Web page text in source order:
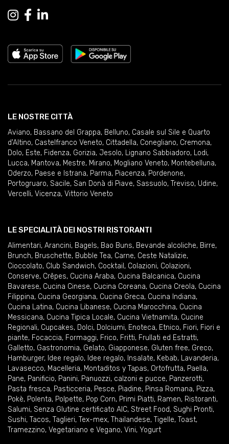
LE NOSTRE CITTÀ
Aviano, Bassano del Grappa, Belluno, Casale sul Sile e Quarto
d'Altino, Castelfranco Veneto, Cittadella, Conegliano, Cremona,
Dolo, Este, Fidenza, Gorizia, Jesolo, Lignano Sabbiadoro, Lodi,
Lucca, Mantova, Mestre, Mirano, Mogliano Veneto, Montebelluna,
Oderzo, Paese e Istrana, Parma, Piacenza, Pordenone,
Portogruaro, Sacile, San Donà di Piave, Sassuolo, Treviso, Udine,
Vercelli, Vicenza, Vittorio Veneto
LE SPECIALITÀ DEI NOSTRI RISTORANTI
Alimentari, Arancini, Bagels, Bao Buns, Bevande alcoliche, Birre,
Brunch, Bruschette, Bubble Tea, Carne, Ceste Natalizie,
Cioccolato, Club Sandwich, Cocktail , Colazioni, Colazioni,
Conserve, Crêpes, Cucina Araba, Cucina Balcanica, Cucina
Bavarese, Cucina Cinese, Cucina Coreana, Cucina Creola, Cucina
Filippina, Cucina Georgiana, Cucina Greca, Cucina Indiana,
Cucina Latina, Cucina Libanese, Cucina Marocchina, Cucina
Messicana, Cucina Tipica Locale, Cucina Vietnamita, Cucine
Regionali, Cupcakes, Dolci, Dolciumi, Enoteca, Etnico, Fiori, Fiori e
piante, Focaccia, Formaggi, Frico, Fritti, Frullati ed Estratti,
Galletto, Gastronomia, Gelato, Giapponese, Gluten free, Greco,
Hamburger, Idee regalo, Idee regalo, Insalate, Kebab, Lavanderia,
Lavasecco, Macelleria, Montaditos y Tapas, Ortofrutta, Paella,
Pane, Panificio, Panini, Panuozzi, calzoni e pucce, Panzerotti,
Pasta fresca, Pasticceria, Pesce, Piadine, Pinsa Romana, Pizza,
Pokè, Polenta, Polpette, Pop Corn, Primi Piatti, Ramen, Ristoranti,
Salumi, Senza Glutine certificato AIC, Street Food, Sughi Pronti,
Sushi, Tacos, Taglieri, Tex-mex, Thailandese, Tigelle, Toast,
Tramezzino, Vegetariano e Vegano, Vini, Yogurt